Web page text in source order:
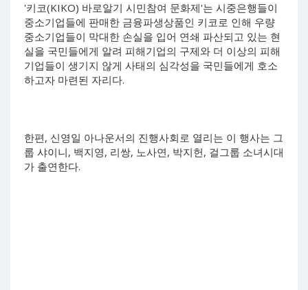
'키코(KIKO) 바로알기 시민참여 문화제'는 시중은행들이
중소기업들에 판매한 금융파생상품인 키코로 인해 우량
중소기업들이 막대한 손실을 입어 연쇄 파산되고 있는 현
실을 국민들에게 알려 피해기업의 구제와 더 이상의 피해
기업들이 생기지 않게 사태의 심각성을 국민들에게 호소
하고자 마련된 자리다.
한편, 신영일 아나운서의 진행사회로 열리는 이 행사는 그
룹 샤이니, 백지영, 리쌍, 노사연, 박지헌, 걸그룹 소녀시대
가 출연한다.